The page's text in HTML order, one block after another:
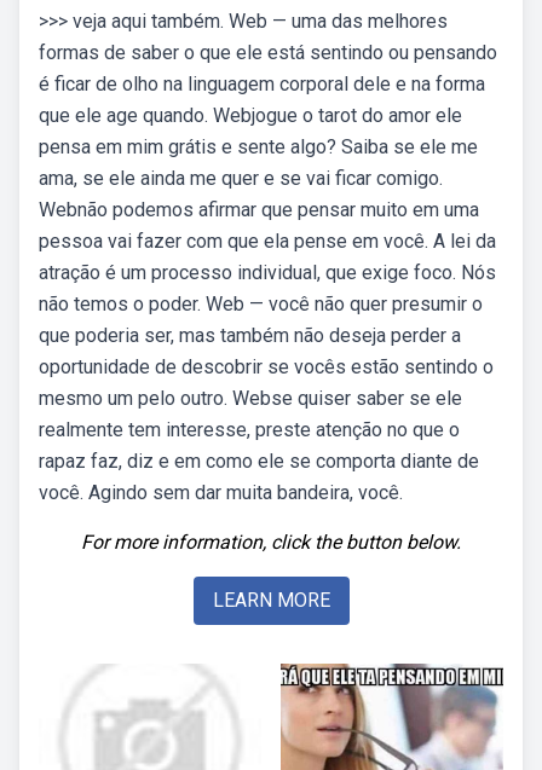
>>> veja aqui também. Web — uma das melhores
formas de saber o que ele está sentindo ou pensando
é ficar de olho na linguagem corporal dele e na forma
que ele age quando. Webjogue o tarot do amor ele
pensa em mim grátis e sente algo? Saiba se ele me
ama, se ele ainda me quer e se vai ficar comigo.
Webnão podemos afirmar que pensar muito em uma
pessoa vai fazer com que ela pense em você. A lei da
atração é um processo individual, que exige foco. Nós
não temos o poder. Web — você não quer presumir o
que poderia ser, mas também não deseja perder a
oportunidade de descobrir se vocês estão sentindo o
mesmo um pelo outro. Webse quiser saber se ele
realmente tem interesse, preste atenção no que o
rapaz faz, diz e em como ele se comporta diante de
você. Agindo sem dar muita bandeira, você.
For more information, click the button below.
LEARN MORE